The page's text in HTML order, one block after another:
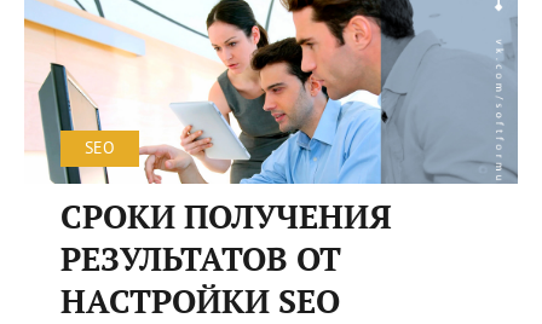
SEO
СРОКИ ПОЛУЧЕНИЯ
РЕЗУЛЬТАТОВ ОТ
НАСТРОЙКИ SEO